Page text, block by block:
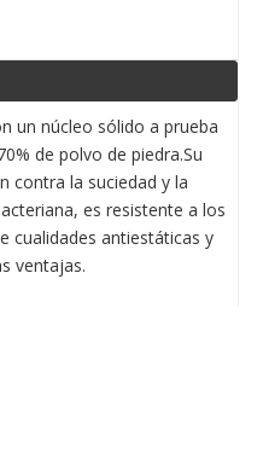
un núcleo sólido a prueba
de polvo de piedra.Su
contra la suciedad y la
es resistente a los
cualidades antiestáticas y
ventajas.